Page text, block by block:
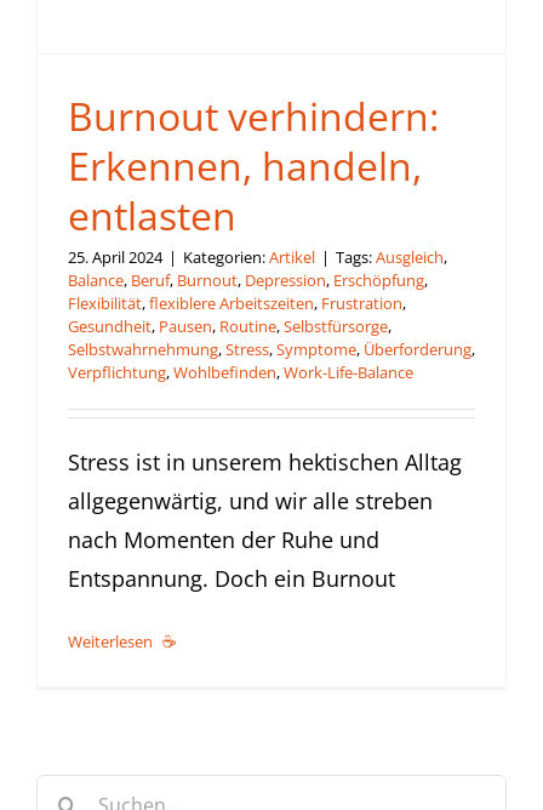
Burnout verhindern:
Erkennen, handeln,
entlasten
25. April 2024 | Kategorien:Artikel | Tags:Ausgleich,
Balance, Beruf, Burnout, Depression, Erschöpfung,
Flexibilität,flexiblere Arbeitszeiten, Frustration,
Gesundheit, Pausen, Routine,Selbstfürsorge,
Selbstwahrnehmung,Stress,Symptome, Überforderung,
Verpflichtung,Wohlbefinden,Work-Life-Balance
Stress ist in unserem hektischen Alltag
allgegenwärtig, und wir alle streben
nach Momenten der Ruhe und
Entspannung. Doch ein Burnout
Weiterlesen
Suche